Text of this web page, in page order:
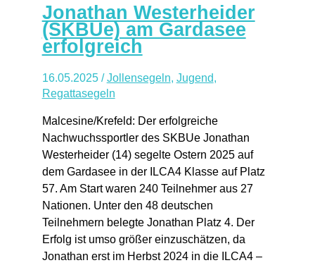
Jonathan Westerheider
(SKBUe) am Gardasee
erfolgreich
16.05.2025 /Jollensegeln, Jugend,
Regattasegeln
Malcesine/Krefeld: Der erfolgreiche
Nachwuchssportler des SKBUe Jonathan
Westerheider (14) segelte Ostern 2025 auf
dem Gardasee in der ILCA4 Klasse auf Platz
57. Am Start waren 240 Teilnehmer aus 27
Nationen. Unter den 48 deutschen
Teilnehmern belegte Jonathan Platz 4. Der
Erfolg ist umso größer einzuschätzen, da
Jonathan erst im Herbst 2024 in die ILCA4 –